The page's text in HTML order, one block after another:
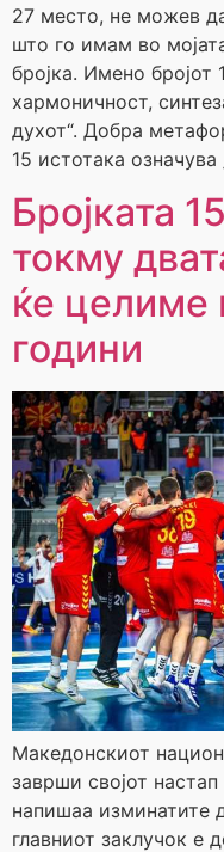
27 место, не можев
што го имам во
бројка. Имено бројот
хармоничност,
духот“. Добра
15 истотака
Бројката
токму
ќе целиме
години
Македонскиот
заврши својот
напишаа изминатите
главниот заклучок е